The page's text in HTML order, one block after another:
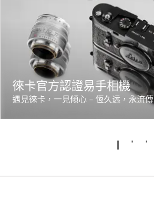
徠卡官方認證易手相機
遇見徠卡，一見傾心 – 恆久远，永流傳